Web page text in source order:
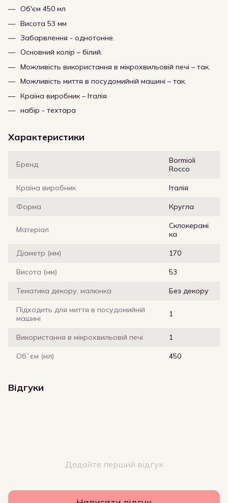
Об'єм 450 мл
Висота 53 мм
Забарвлення - однотонне.
Основний колір – білий.
Можливість використання в мікрохвильовій печі – так.
Можливість миття в посудомийній машині – так.
Країна виробник – Італія
набір - техтара
Характеристики
Бренд
Bormioli
Rocco
Країна виробник Італія
Форма Кругла
Матеріал
Склокерамі
ка
Діаметр (мм) 170
Висота (мм) 53
Тематика декору, малюнка Без декору
Підходить для миття в посудомийній
машині
1
Використання в мікрохвильовій печі 1
Об`єм (мл) 450
Відгуки
Додайте перший відгук